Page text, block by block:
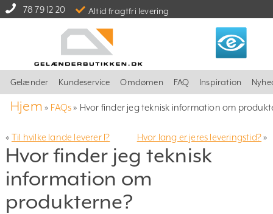
78 79 12 20 Altid fragtfri levering
Gelænder Kundeservice Omdømen FAQ Inspiration
Hjem » FAQs» Hvor finder jeg teknisk information om
« Til hvilke lande leverer I? Hvor lang er jeres leveringstid?»
Hvor finder jeg teknisk
information om
produkterne?